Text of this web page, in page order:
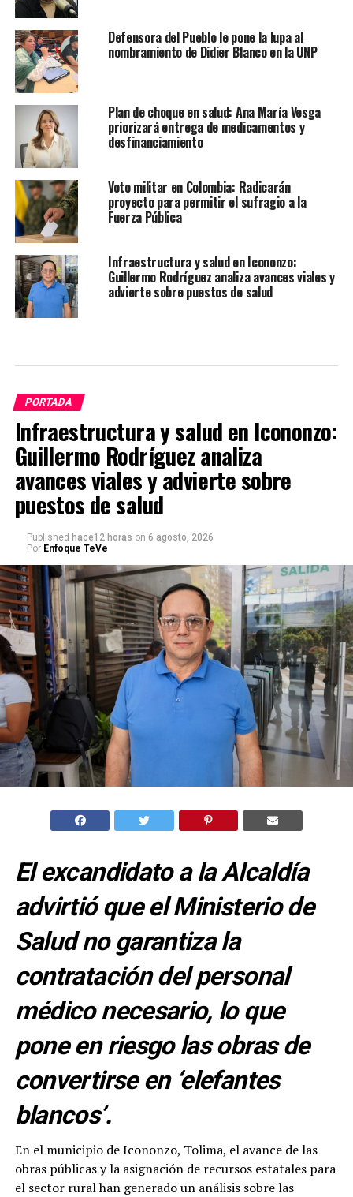
Defensora del Pueblo le pone la lupa al
nombramiento de Didier Blanco en la UNP
Plan de choque en salud: Ana María Vesga
priorizará entrega de medicamentos y
desfinanciamiento
Voto militar en Colombia: Radicarán
proyecto para permitir el sufragio a la
Fuerza Pública
Infraestructura y salud en Icononzo:
Guillermo Rodríguez analiza avances viales y
advierte sobre puestos de salud
PORTADA
Infraestructura y salud en Icononzo:
Guillermo Rodríguez analiza
avances viales y advierte sobre
puestos de salud
Published hace12 horas on 6 agosto, 2026
Por Enfoque TeVe
El excandidato a la Alcaldía
advirtió que el Ministerio de
Salud no garantiza la
contratación del personal
médico necesario, lo que
pone en riesgo las obras de
convertirse en ‘elefantes
blancos’.
En el municipio de Icononzo, Tolima, el avance de las
obras públicas y la asignación de recursos estatales para
el sector rural han generado un análisis sobre las